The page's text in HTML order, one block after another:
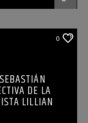
0
DE LA
LILLIAN